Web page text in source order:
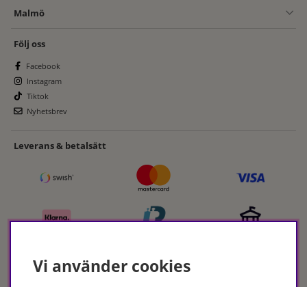
Malmö
Följ oss
Facebook
Instagram
Tiktok
Nyhetsbrev
Leverans & betalsätt
Vi använder cookies